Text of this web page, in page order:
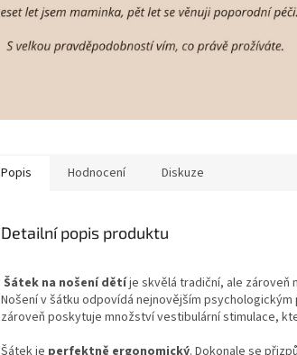
Popis Hodnocení Diskuze
Detailní popis produktu
Šátek na nošení dětíje skvělá tradiční, ale zároveň
Nošení v šátku odpovídá nejnovějším
zároveň poskytuje množství vestibulární stimulace,
Šátek je perfektně ergonomický. Dokonale se